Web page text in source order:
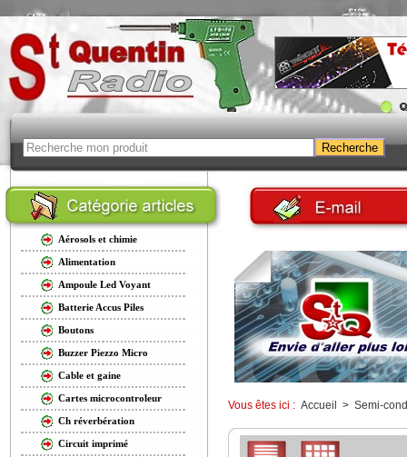
Aérosols et chimie
Alimentation
Ampoule Led Voyant
Batterie Accus Piles
Boutons
Buzzer Piezzo Micro
Cable et gaine
Cartes microcontroleur
Ch réverbération
Circuit imprimé
Vous êtes ici : Accueil > Semi-